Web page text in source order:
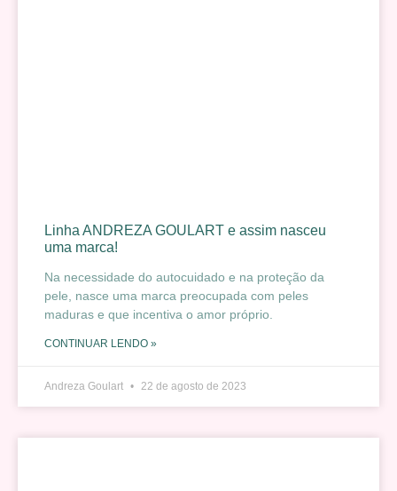
Linha ANDREZA GOULART e assim nasceu
uma marca!
Na necessidade do autocuidado e na proteção da
pele, nasce uma marca preocupada com peles
maduras e que incentiva o amor próprio.
CONTINUAR LENDO »
Andreza Goulart 22 de agosto de 2023